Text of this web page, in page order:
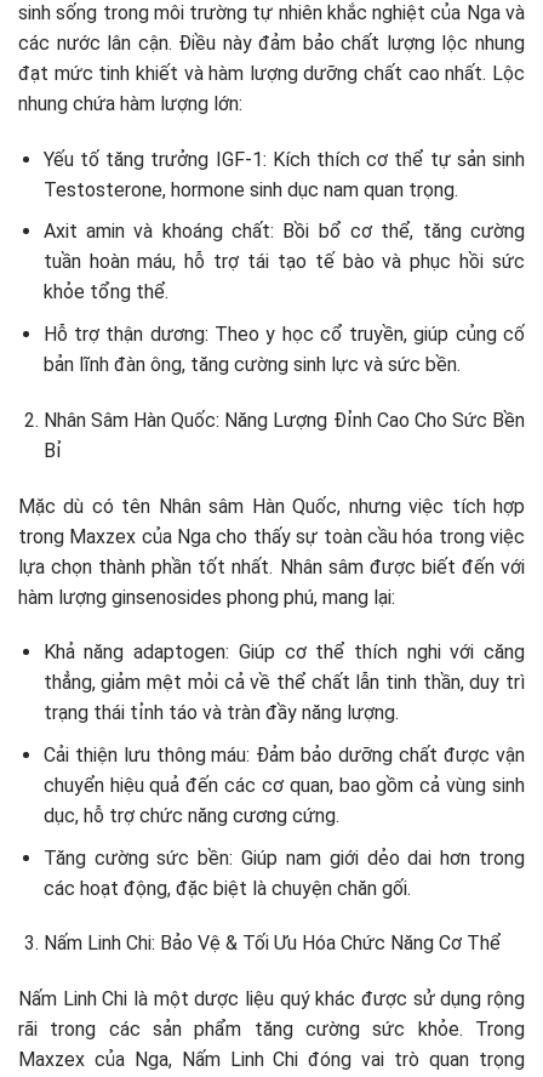
sinh sống trong môi trường tự nhiên khắc nghiệt của Nga và
các nước lân cận. Điều này đảm bảo chất lượng lộc nhung
đạt mức tinh khiết và hàm lượng dưỡng chất cao nhất. Lộc
nhung chứa hàm lượng lớn:
Yếu tố tăng trưởng IGF-1: Kích thích cơ thể tự sản sinh
Testosterone, hormone sinh dục nam quan trọng.
Axit amin và khoáng chất: Bồi bổ cơ thể, tăng cường
tuần hoàn máu, hỗ trợ tái tạo tế bào và phục hồi sức
khỏe tổng thể.
Hỗ trợ thận dương: Theo y học cổ truyền, giúp củng cố
bản lĩnh đàn ông, tăng cường sinh lực và sức bền.
Nhân Sâm Hàn Quốc: Năng Lượng Đỉnh Cao Cho Sức Bền
Bỉ
Mặc dù có tên Nhân sâm Hàn Quốc, nhưng việc tích hợp
trong Maxzex của Nga cho thấy sự toàn cầu hóa trong việc
lựa chọn thành phần tốt nhất. Nhân sâm được biết đến với
hàm lượng ginsenosides phong phú, mang lại:
Khả năng adaptogen: Giúp cơ thể thích nghi với căng
thẳng, giảm mệt mỏi cả về thể chất lẫn tinh thần, duy trì
trạng thái tỉnh táo và tràn đầy năng lượng.
Cải thiện lưu thông máu: Đảm bảo dưỡng chất được vận
chuyển hiệu quả đến các cơ quan, bao gồm cả vùng sinh
dục, hỗ trợ chức năng cương cứng.
Tăng cường sức bền: Giúp nam giới dẻo dai hơn trong
các hoạt động, đặc biệt là chuyện chăn gối.
Nấm Linh Chi: Bảo Vệ & Tối Ưu Hóa Chức Năng Cơ Thể
Nấm Linh Chi là một dược liệu quý khác được sử dụng rộng
rãi trong các sản phẩm tăng cường sức khỏe. Trong
Maxzex của Nga, Nấm Linh Chi đóng vai trò quan trọng